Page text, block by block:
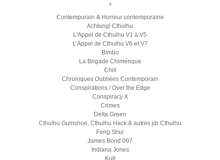
+
Contemporain & Horreur contemporaine
Achtung! Cthulhu
L'Appel de Cthulhu V1 à V5
L'Appel de Cthulhu V6 et V7
Bimbo
La Brigade Chimérique
Chill
Chroniques Oubliées Contemporain
Conspirations / Over the Edge
Conspiracy X
Crimes
Delta Green
Cthulhu Gumshoe, Cthulhu Hack & autres jdr Cthulhu
Feng Shui
James Bond 007
Indiana Jones
Kult